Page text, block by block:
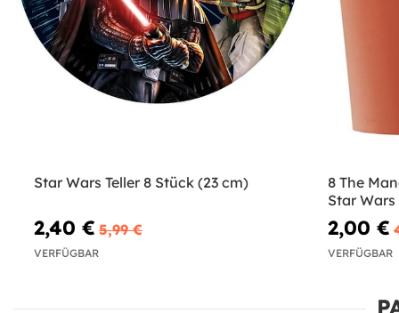
Star Wars Teller 8 Stück (23 cm)
2,40 € 5,99 €
VERFÜGBAR
8 The
Star Wars
2,00 €
VERFÜGBAR